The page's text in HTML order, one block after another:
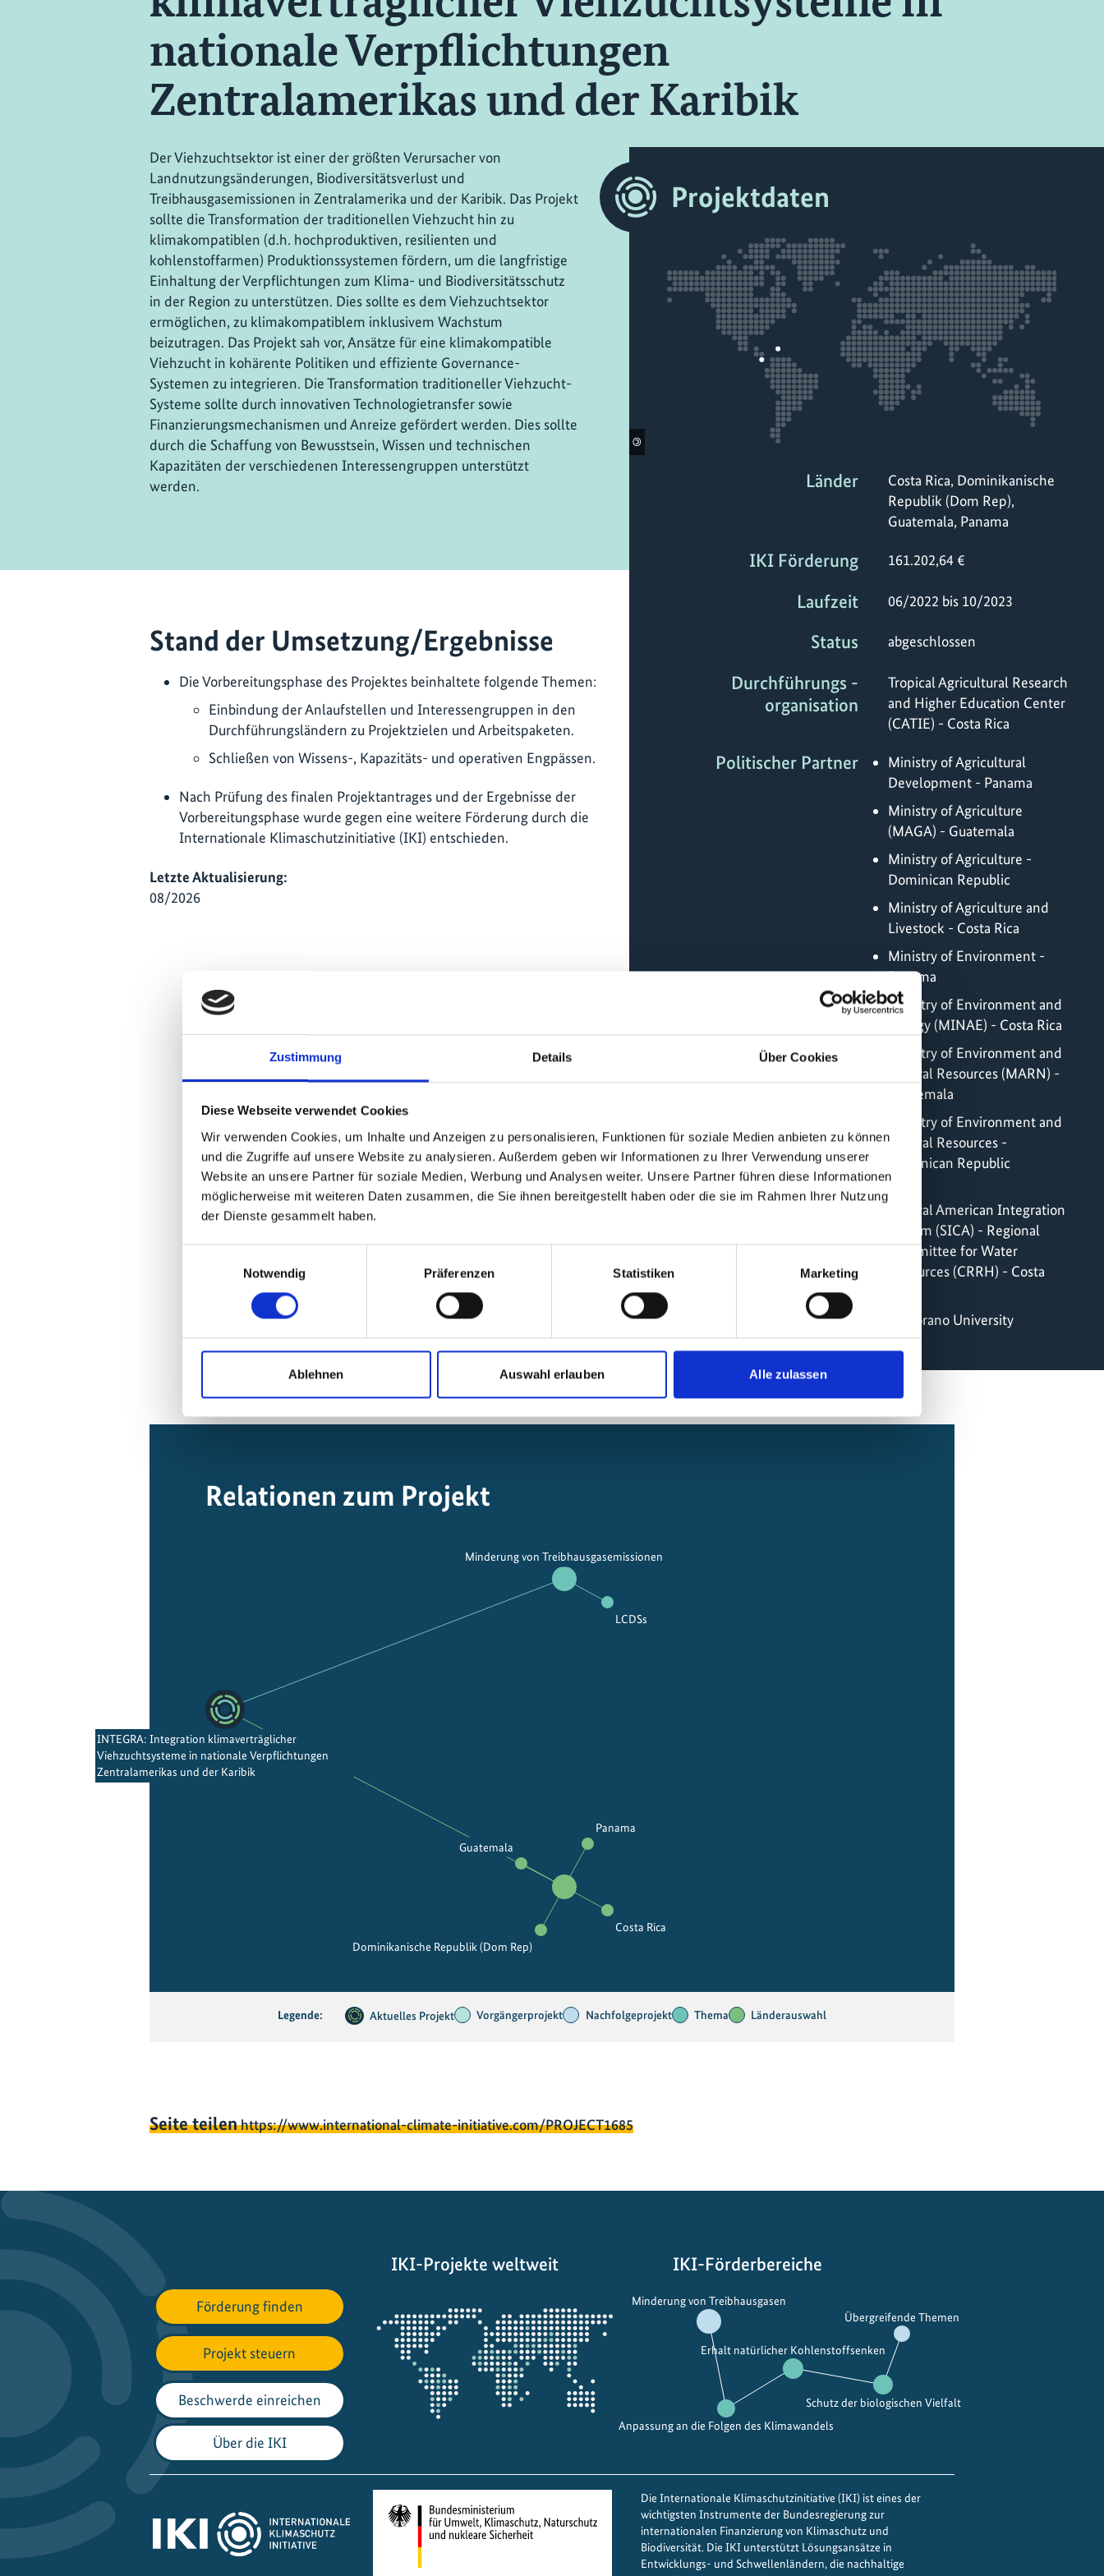
Zustimmung Details Über Cookies
Diese Webseite verwendet Cookies
Wir verwenden Cookies, um Inhalte und Anzeigen zu personalisieren, Funktionen für soziale Medien anbieten zu können
und die Zugriffe auf unsere Website zu analysieren. Außerdem geben wir Informationen zu Ihrer Verwendung unserer
Website an unsere Partner für soziale Medien, Werbung und Analysen weiter. Unsere Partner führen diese Informationen
möglicherweise mit weiteren Daten zusammen, die Sie ihnen bereitgestellt haben oder die sie im Rahmen Ihrer Nutzung
der Dienste gesammelt haben.
Notwendig
Präferenzen Statistiken Marketing
Ablehnen Auswahl erlauben Alle zulassen
nationale Verpflichtungen
Zentralamerikas und der Karibik
Der Viehzuchtsektor ist einer der größten Verursacher von
Landnutzungsänderungen, Biodiversitätsverlust und
Treibhausgasemissionen in Zentralamerika und der Karibik. Das Projekt
sollte die Transformation der traditionellen Viehzucht hin zu
klimakompatiblen (d.h. hochproduktiven, resilienten und
kohlenstoffarmen) Produktionssystemen fördern, um die langfristige
Einhaltung der Verpflichtungen zum Klima- und Biodiversitätsschutz
in der Region zu unterstützen. Dies sollte es dem Viehzuchtsektor
ermöglichen, zu klimakompatiblem inklusivem Wachstum
beizutragen. Das Projekt sah vor, Ansätze für eine klimakompatible
Viehzucht in kohärente Politiken und effiziente Governance-
Systemen zu integrieren. Die Transformation traditioneller Viehzucht-
Systeme sollte durch innovativen Technologietransfer sowie
Finanzierungsmechanismen und Anreize gefördert werden. Dies sollte
durch die Schaffung von Bewusstsein, Wissen und technischen
Kapazitäten der verschiedenen Interessengruppen unterstützt
werden.
Projektdaten
©
Länder
Costa Rica, Dominikanische
Republik (Dom Rep),
Guatemala, Panama
IKI Förderung 161.202,64 €
Laufzeit 06/2022 bis 10/2023
Status abgeschlossen
Durchführungs -
organisation
Tropical Agricultural Research
and Higher Education Center
(CATIE) - Costa Rica
Politischer Partner
Ministry of Agricultural
Development - Panama
Ministry of Agriculture
(MAGA) - Guatemala
Ministry of Agriculture -
Dominican Republic
Ministry of Agriculture and
Livestock - Costa Rica
Ministry of Environment -
Panama
Ministry of Environment and
Energy (MINAE) - Costa Rica
Ministry of Environment and
Natural Resources (MARN) -
Guatemala
Ministry of Environment and
Natural Resources -
Dominican Republic
Central American Integration
System (SICA) - Regional
Committee for Water
Resources (CRRH) - Costa
Zamorano University
Stand der Umsetzung/Ergebnisse
Die Vorbereitungsphase des Projektes beinhaltete folgende Themen:
Einbindung der Anlaufstellen und Interessengruppen in den
Durchführungsländern zu Projektzielen und Arbeitspaketen.
Schließen von Wissens-, Kapazitäts- und operativen Engpässen.
Nach Prüfung des finalen Projektantrages und der Ergebnisse der
Vorbereitungsphase wurde gegen eine weitere Förderung durch die
Internationale Klimaschutzinitiative (IKI) entschieden.
Letzte Aktualisierung:
08/2026
Relationen zum Projekt
Minderung von Treibhausgasemissionen
LCDSs
INTEGRA: Integration klimaverträglicher
Viehzuchtsysteme in nationale Verpflichtungen
Zentralamerikas und der Karibik
Costa Rica
Dominikanische Republik (Dom Rep)
Guatemala
Panama
Legende: Aktuelles Projekt Vorgängerprojekt Nachfolgeprojekt Thema Länderauswahl
Seite teilenhttps://www.international-climate-initiative.com/PROJECT1685
Förderung finden
Projekt steuern
Beschwerde einreichen
Über die IKI
IKI-Projekte weltweit
Projektkarte
IKI-Förderbereiche
Minderung von Treibhausgasen
Anpassung an die Folgen des Klimawandels
Erhalt natürlicher Kohlenstoffsenken
Schutz der biologischen Vielfalt
Übergreifende Themen
Die Internationale Klimaschutzinitiative (IKI) ist eines der
wichtigsten Instrumente der Bundesregierung zur
internationalen Finanzierung von Klimaschutz und
Biodiversität. Die IKI unterstützt Lösungsansätze in
Entwicklungs- und Schwellenländern, die nachhaltige